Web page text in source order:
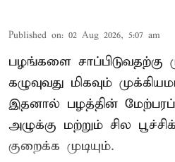
Published on: 02 Aug 2026, 5:07 am
பழங்களை சாப்பிடுவதற்கு
கழுவுவது மிகவும்
இதனால் பழத்தின்
அழுக்கு மற்றும் சில
குறைக்க முடியும்.